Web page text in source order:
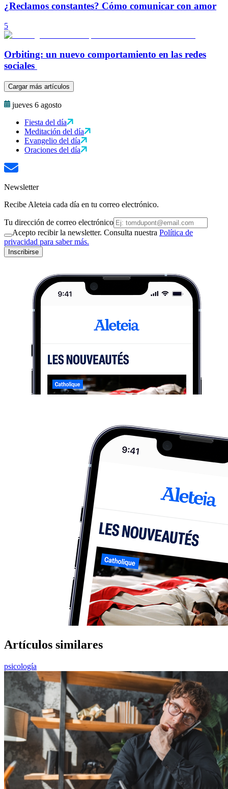
¿Reclamos constantes? Cómo comunicar con amor
5
Orbiting: un nuevo comportamiento en las redes
sociales
Cargar más artículos
jueves 6 agosto
Fiesta del día
Meditación del día
Evangelio del día
Oraciones del día
Newsletter
Recibe Aleteia cada día en tu correo electrónico.
Tu dirección de correo electrónico
Acepto recibir la newsletter. Consulta nuestra Política de
privacidad para saber más.
Inscribirse
Artículos similares
psicología